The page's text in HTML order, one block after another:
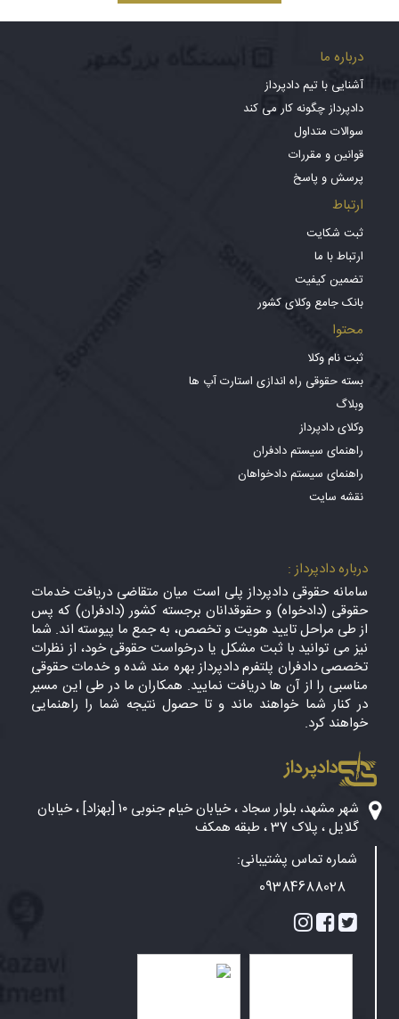
درباره ما
آشنایی با تیم دادپرداز
دادپرداز چگونه کار می کند
سوالات متداول
قوانین و مقررات
پرسش و پاسخ
ارتباط
ثبت شکایت
ارتباط با ما
تضمین کیفیت
بانک جامع وکلای کشور
محتوا
ثبت نام وکلا
بسته حقوقی راه اندازی استارت آپ ها
وبلاگ
وکلای دادپرداز
راهنمای سیستم دادفران
راهنمای سیستم دادخواهان
نقشه سایت
درباره دادپرداز :
سامانه حقوقی دادپرداز پلی است میان متقاضی دریافت خدمات
حقوقی (دادخواه) و حقوقدانان برجسته کشور (دادفران) که پس
از طی مراحل تایید هویت و تخصص، به جمع ما پیوسته اند. شما
نیز می توانید با ثبت مشکل یا درخواست حقوقی خود، از نظرات
تخصصی دادفران پلتفرم دادپرداز بهره مند شده و خدمات حقوقی
مناسبی را از آن ها دریافت نمایید. همکاران ما در طی این مسیر
در کنار شما خواهند ماند و تا حصول نتیجه شما را راهنمایی
خواهند کرد.
دادپرداز
شهر مشهد، بلوار سجاد ، خیابان خیام جنوبی ۱۰ [بهزاد] ، خیابان
گلایل ، پلاک 37 ، طبقه همکف
شماره تماس پشتیبانی:
09384688028